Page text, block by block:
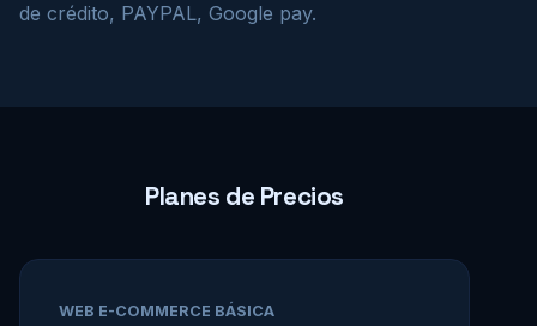
de crédito, PAYPAL, Google pay.
Planes de Precios
WEB E-COMMERCE BÁSICA